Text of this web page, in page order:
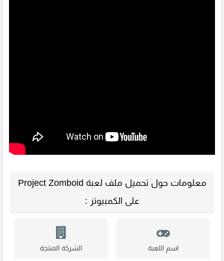
معلومات حول تحميل ملف لعبة Project Zomboid
على الكمبيوتر :
اسم اللعبة الشركة المنتجة